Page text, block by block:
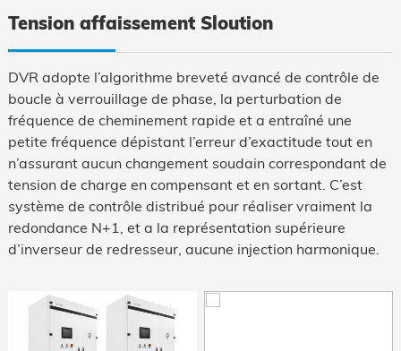
mur
Tension affaissement Sloution
DVR adopte l’algorithme breveté avancé de contrôle de
boucle à verrouillage de phase, la perturbation de
fréquence de cheminement rapide et a entraîné une
petite fréquence dépistant l’erreur d’exactitude tout en
n’assurant aucun changement soudain correspondant de
tension de charge en compensant et en sortant. C’est
système de contrôle distribué pour réaliser vraiment la
redondance N+1, et a la représentation supérieure
d’inverseur de redresseur, aucune injection harmonique.